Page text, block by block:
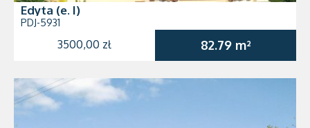
Edyta (e. I)
PDJ-5931
3500,00 zł 82.79 m²